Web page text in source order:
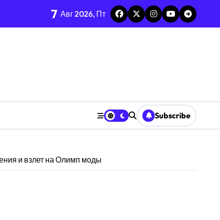
7 Авг 2026, Пт
Subscribe
и взлет на Олимп моды